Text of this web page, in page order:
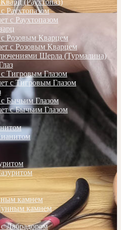
(Раухтопаз)
Раухтопазом
с Раухтопазом
Розовым Кварцем
с Розовым Кварцем
Шерла (Турмалина)
Тигровым Глазом
с Тигровым Глазом
Бычьим Глазом
с Бычьим Глазом
камнем
камнем
Лабрадором